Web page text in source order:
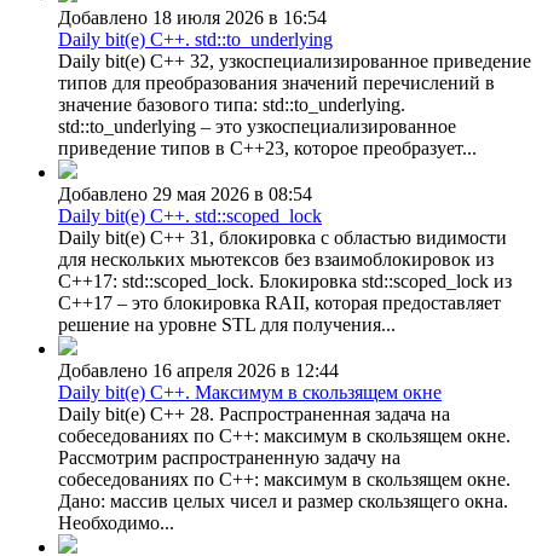
Добавлено 18 июля 2026 в 16:54
Daily bit(e) C++. std::to_underlying
Daily bit(e) C++ 32, узкоспециализированное приведение
типов для преобразования значений перечислений в
значение базового типа: std::to_underlying.
std::to_underlying – это узкоспециализированное
приведение типов в C++23, которое преобразует...
Добавлено 29 мая 2026 в 08:54
Daily bit(e) C++. std::scoped_lock
Daily bit(e) C++ 31, блокировка с областью видимости
для нескольких мьютексов без взаимоблокировок из
C++17: std::scoped_lock. Блокировка std::scoped_lock из
C++17 – это блокировка RAII, которая предоставляет
решение на уровне STL для получения...
Добавлено 16 апреля 2026 в 12:44
Daily bit(e) C++. Максимум в скользящем окне
Daily bit(e) C++ 28. Распространенная задача на
собеседованиях по C++: максимум в скользящем окне.
Рассмотрим распространенную задачу на
собеседованиях по C++: максимум в скользящем окне.
Дано: массив целых чисел и размер скользящего окна.
Необходимо...